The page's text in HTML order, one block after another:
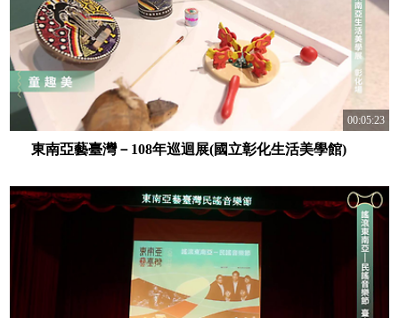
00:05:23
東南亞藝臺灣－108年巡迴展(國立彰化生活美學館)